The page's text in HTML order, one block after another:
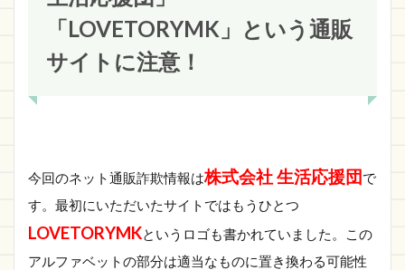
株式
会社
生活
応援
1.1.1
https://get.lovetorymk.xyz/
1.2
さい
「LOVETORYMK」という通販
サイトに注意！
今回のネット通販詐欺情報は株式会社 生活応援団 で
す。最初にいただいたサイトではもうひとつ
LOVETORYMKというロゴも書かれていました。この
アルファベットの部分は適当なものに置き換わる可能性